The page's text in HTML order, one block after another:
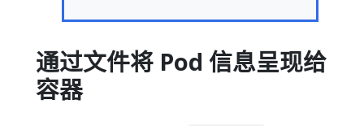
通过文件将 Pod 信息呈现给
容器